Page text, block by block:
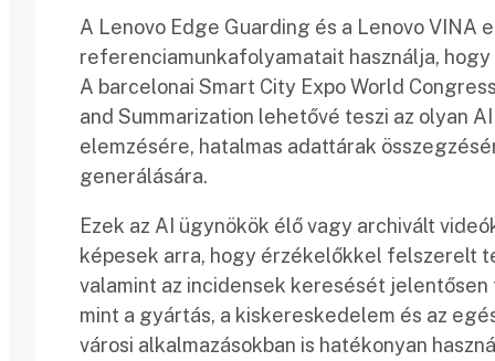
A Lenovo Edge Guarding és a Lenovo VINA
referenciamunkafolyamatait használja,
A barcelonai Smart City Expo World
and Summarization lehetővé teszi az olyan
elemzésére, hatalmas adattárak
generálására.
Ezek az AI ügynökök élő vagy archivált
képesek arra, hogy érzékelőkkel felszerelt
valamint az incidensek keresését
mint a gyártás, a kiskereskedelem és az
városi alkalmazásokban is hatékonyan